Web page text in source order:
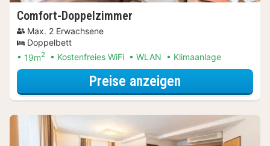
Comfort-Doppelzimmer
Max. 2 Erwachsene
Doppelbett
19m2 Kostenfreies WiFi WLAN Klimaanlage
Preise anzeigen